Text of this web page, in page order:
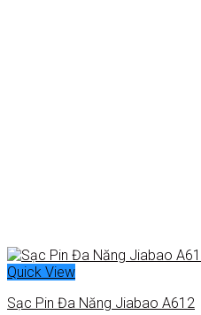
Quick View
Sạc Pin Đa Năng Jiabao A612